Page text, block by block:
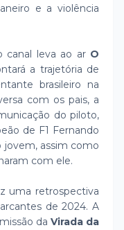
e a violência
canal leva ao ar O
a trajetória de
brasileiro na
com os pais, a
do piloto,
de F1 Fernando
jovem, assim como
com ele.
uma retrospectiva
de 2024. A
da Virada da